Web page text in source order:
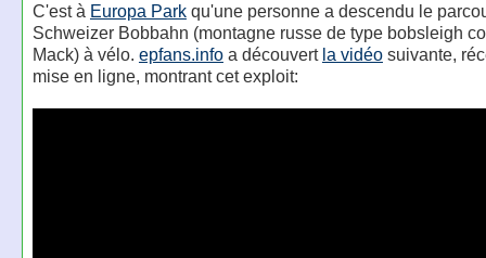
C'est à Europa Parkqu'une personne a descendu le
Schweizer Bobbahn (montagne russe de type bobsleigh
Mack) à vélo. epfans.infoa découvert la vidéosuivante,
mise en ligne, montrant cet exploit: